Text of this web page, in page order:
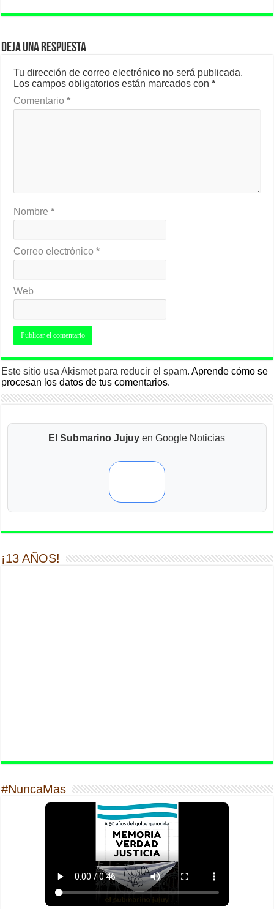
Deja una respuesta
Tu dirección de correo electrónico no será publicada.
Los campos obligatorios están marcados con*
Comentario*
Nombre*
Correo electrónico*
Web
Este sitio usa Akismet para reducir el spam.Aprende cómo se
procesan los datos de tus comentarios.
El Submarino Jujuy en Google Noticias
¡13 AÑOS!
#NuncaMas